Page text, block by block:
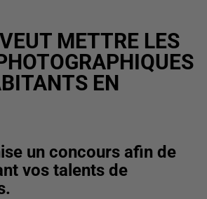
METTRE LES
EN
un concours afin de
vos talents de